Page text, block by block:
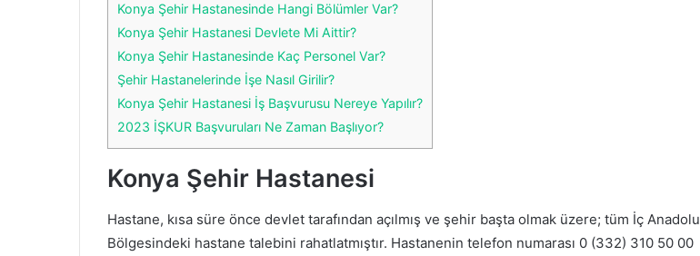
Konya Şehir Hastanesinde Hangi Bölümler Var?
Konya Şehir Hastanesi Devlete Mi Aittir?
Konya Şehir Hastanesinde Kaç Personel Var?
Şehir Hastanelerinde İşe Nasıl Girilir?
Konya Şehir Hastanesi İş Başvurusu Nereye Yapılır?
2023 İŞKUR Başvuruları Ne Zaman Başlıyor?
Konya Şehir Hastanesi
Hastane, kısa süre önce devlet tarafından açılmış ve şehir başta olmak üzere; tüm İç Anadolu
Bölgesindeki hastane talebini rahatlatmıştır. Hastanenin telefon numarası 0 (332) 310 50 00